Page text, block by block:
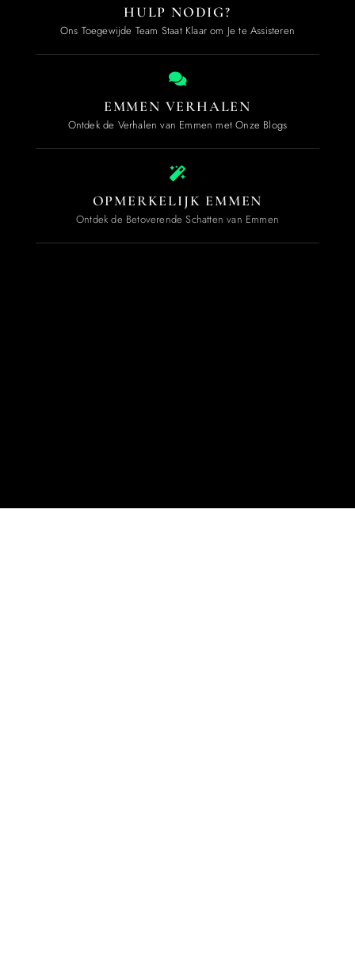
HULP NODIG?
Ons Toegewijde Team Staat Klaar om Je te Assisteren
EMMEN VERHALEN
Ontdek de Verhalen van Emmen met Onze Blogs
OPMERKELIJK EMMEN
Ontdek de Betoverende Schatten van Emmen